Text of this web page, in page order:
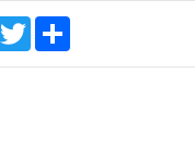
Twitter